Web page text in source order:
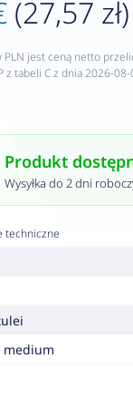
(27,57 zł)
PLN jest ceną netto
z tabeli C z dnia 2026-08-
Produkt
Wysyłka do 2 dni
techniczne
medium